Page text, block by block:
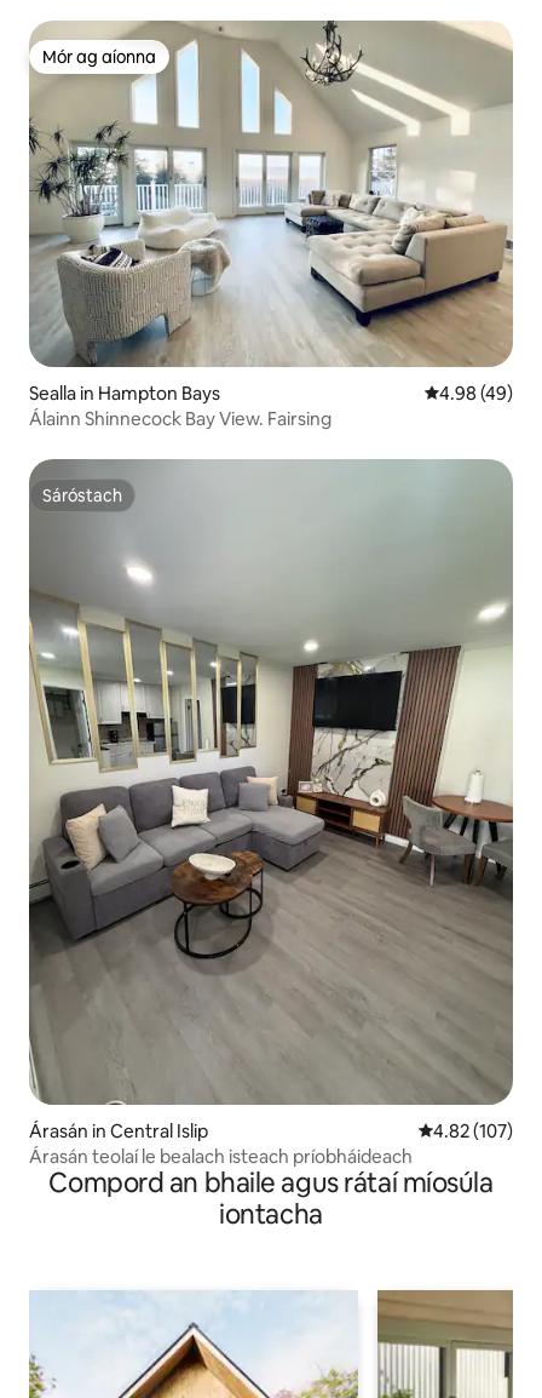
Mór ag aíonna
Mór ag aíonna
Sealla in Hampton Bays Meánrátáil
4.98 (49)
Álainn Shinnecock Bay View. Fairsing
Sáróstach
Sáróstach
Árasán in Central Islip Meánrátáil
4.82 (107)
Árasán teolaí le bealach isteach príobháideach
Compord an bhaile agus rátaí míosúla
iontacha